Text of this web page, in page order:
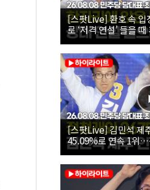
[스팟Live] 환호 속 입
로 ‘저격 연설’ 들을
26.08.08 더불어민주
보 인천 합동연설회
[스팟Live] 김민석 제
45.09%로 연속 1위…
26.08.08 더불어민주
보 인천 합동연설회